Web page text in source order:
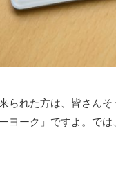
られた方は、皆さん
ーヨーク」ですよ。で